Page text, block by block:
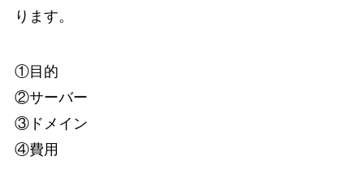
ります。
①目的
②サーバー
③ドメイン
④費用